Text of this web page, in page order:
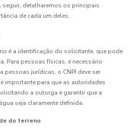
detalharemos os principais
de cada um deles.
é a identificação do solicitante, que pode
Para pessoas físicas, é necessário
pessoas jurídicas, o CNPJ deve ser
importante para que as autoridades
a outorga e garantir que a
seja claramente definida.
do terreno